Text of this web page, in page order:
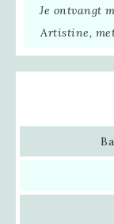
Je ontvangt
Artistine,